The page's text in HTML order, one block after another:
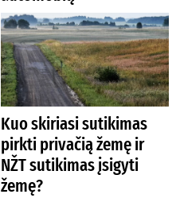
Kuo skiriasi sutikimas
pirkti privačią žemę ir
NŽT sutikimas įsigyti
žemę?